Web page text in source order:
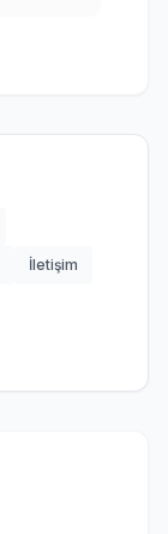
İletişim